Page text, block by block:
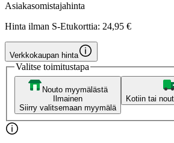
Asiakasomistajahinta
Hinta ilman S-Etukorttia: 24,95 €
Verkkokaupan hinta
Valitse toimitustapa
Nouto myymälästä
Ilmainen
Siirry valitsemaan myymälä
Kotiin tai